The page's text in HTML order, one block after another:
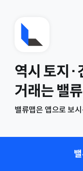
역시 토지·
거래는 밸
밸류맵은 앱으로 보